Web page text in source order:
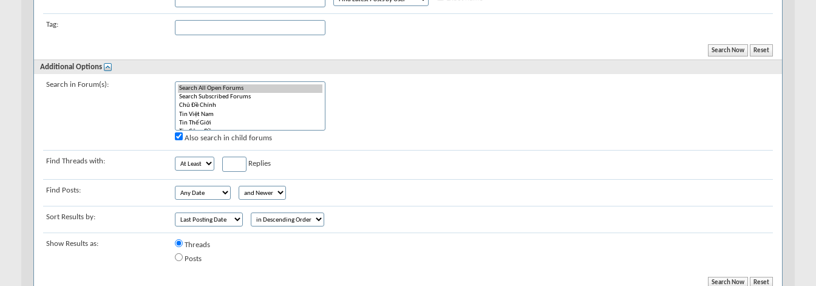
Tag:
Additional Options
Search in Forum(s):
Also search in child forums
Find Threads with: Replies
Find Posts:
Sort Results by:
Show Results as:
Threads
Posts